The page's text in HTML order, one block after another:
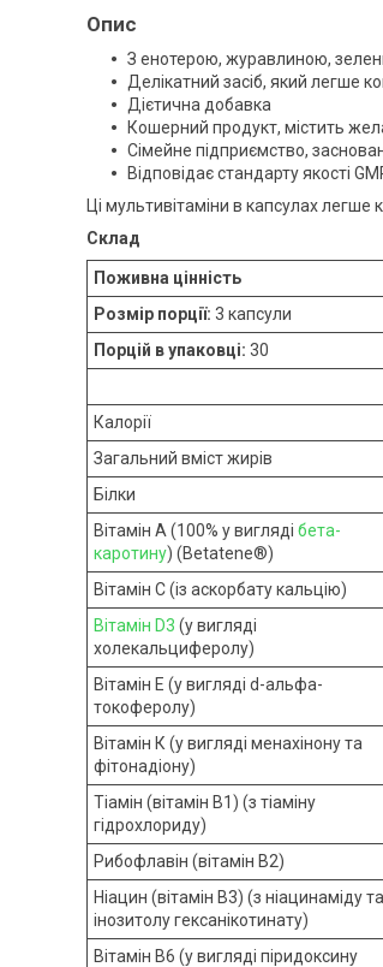
Опис
З енотерою, журавлиною,
Делікатний засіб, який легше
Дієтична добавка
Кошерний продукт, містить
Сімейне підприємство,
Відповідає стандарту якості
Ці мультивітаміни в капсулах
Склад
Поживна цінність
Розмір порції: 3 капсули
Порцій в упаковці: 30
Калорії
Загальний вміст жирів
Білки
Вітамін А (100% у вигляді бета-
каротину) (Betatene®)
Вітамін С (із аскорбату кальцію)
Вітамін D3 (у вигляді
холекальциферолу)
Вітамін E (у вигляді d-альфа-
токоферолу)
Вітамін К (у вигляді менахінону та
фітонадіону)
Тіамін (вітамін B1) (з тіаміну
гідрохлориду)
Рибофлавін (вітамін B2)
Ніацин (вітамін В3) (з ніацинаміду та
інозитолу гексанікотинату)
Вітамін B6 (у вигляді піридоксину